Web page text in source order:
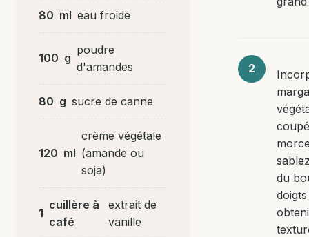
80 ml eau froide
100 g
poudre
d'amandes
80 g sucre de canne
120 ml
crème végétale
(amande ou
soja)
1
cuillère à
café
extrait de
vanille
du
doigts